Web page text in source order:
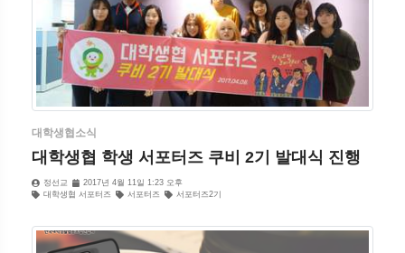
대학생협소식
대학생협 학생 서포터즈 쿠비 2기 발대식 진행
정선교
2017년 4월 11일 1:23 오후
대학생협 서포터즈
서포터즈 서포터즈2기